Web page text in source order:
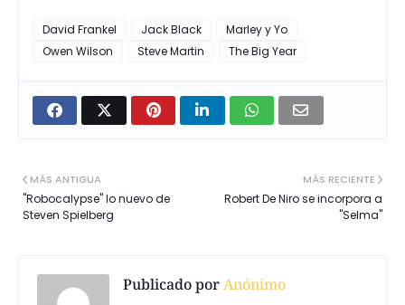
David Frankel Jack Black
Marley y Yo
Owen Wilson
Steve Martin The Big Year
MÁS RECIENTE
Robert De Niro se incorpora a
"Selma"
MÁS ANTIGUA
"Robocalypse" lo nuevo de
Steven Spielberg
Publicado porAnónimo